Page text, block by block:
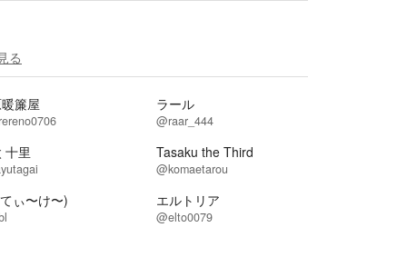
る
簾屋 ラール
@raar_444
十里 Tasaku the Third
@komaetarou
ぃ〜け〜) エルトリア
@elto0079